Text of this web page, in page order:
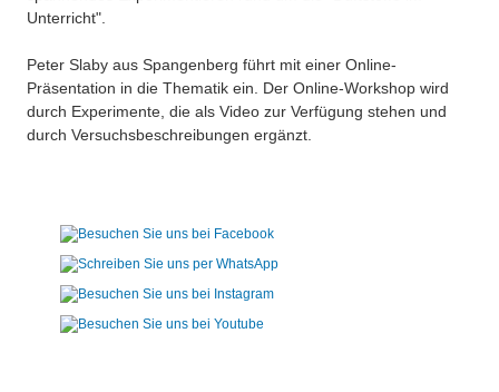
Unterricht".
Peter Slaby aus Spangenberg führt mit einer Online-
Präsentation in die Thematik ein. Der Online-Workshop wird
durch Experimente, die als Video zur Verfügung stehen und
durch Versuchsbeschreibungen ergänzt.